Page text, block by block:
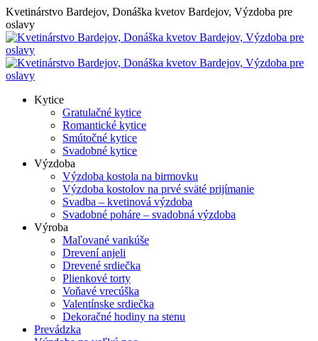
Skip
to
content
Kvetinárstvo Bardejov, Donáška kvetov Bardejov, Výzdoba pre
oslavy
Kytice
Gratulačné kytice
Romantické kytice
Smútočné kytice
Svadobné kytice
Výzdoba
Výzdoba kostola na birmovku
Výzdoba kostolov na prvé sväté prijímanie
Svadba – kvetinová výzdoba
Svadobné poháre – svadobná výzdoba
Výroba
Maľované vankúše
Drevení anjeli
Drevené srdiečka
Plienkové torty
Voňavé vrecúška
Valentínske srdiečka
Dekoračné hodiny na stenu
Prevádzka